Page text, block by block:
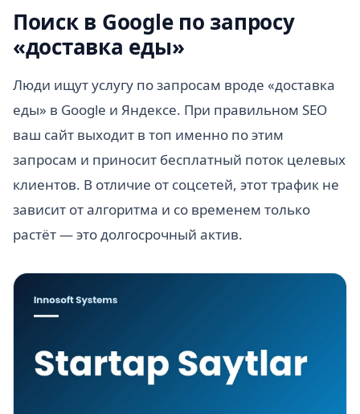
Поиск в Google по запросу
«доставка еды»
Люди ищут услугу по запросам вроде «доставка
еды» в Google и Яндексе. При правильном SEO
ваш сайт выходит в топ именно по этим
запросам и приносит бесплатный поток целевых
клиентов. В отличие от соцсетей, этот трафик не
зависит от алгоритма и со временем только
растёт — это долгосрочный актив.